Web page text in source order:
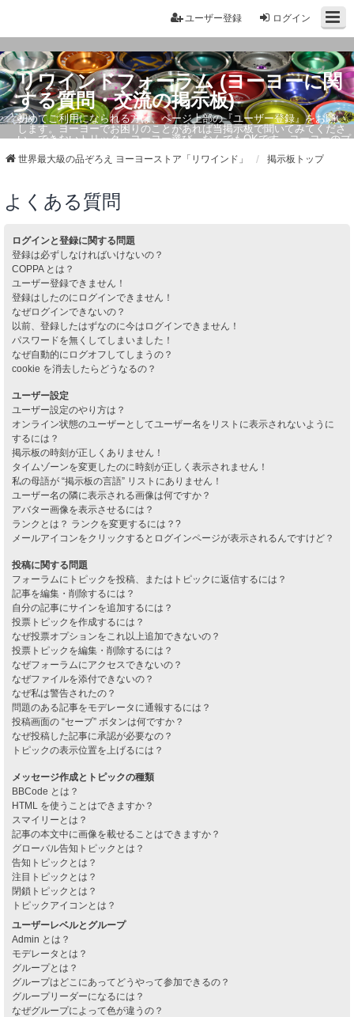
ログイン
ユーザー登録
リワインドフォーラム (ヨーヨーに関
する質問・交流の掲示板)
初めてご利用になられる方は、ページ上部の『ユーザー登録』をお願い
します。ヨーヨーでお困りのことがあれば当掲示板で聞いてみてくださ
い。できないトリック・ヨーヨー選び、なんでもOKです。ヨーヨーのプ
世界最大級の品ぞろえ ヨーヨーストア「リワインド」 掲示板トップ
よくある質問
ログインと登録に関する問題
登録は必ずしなければいけないの？
COPPA とは？
ユーザー登録できません！
登録はしたのにログインできません！
なぜログインできないの？
以前、登録したはずなのに今はログインできません！
パスワードを無くしてしまいました！
なぜ自動的にログオフしてしまうの？
cookie を消去したらどうなるの？
ユーザー設定
ユーザー設定のやり方は？
オンライン状態のユーザーとしてユーザー名をリストに表示されないように
するには？
掲示板の時刻が正しくありません！
タイムゾーンを変更したのに時刻が正しく表示されません！
私の母語が “掲示板の言語” リストにありません！
ユーザー名の隣に表示される画像は何ですか？
アバター画像を表示させるには？
ランクとは？ ランクを変更するには？?
メールアイコンをクリックするとログインページが表示されるんですけど？
投稿に関する問題
フォーラムにトピックを投稿、またはトピックに返信するには？
記事を編集・削除するには？
自分の記事にサインを追加するには？
投票トピックを作成するには？
なぜ投票オプションをこれ以上追加できないの？
投票トピックを編集・削除するには？
なぜフォーラムにアクセスできないの？
なぜファイルを添付できないの？
なぜ私は警告されたの？
問題のある記事をモデレータに通報するには？
投稿画面の “セーブ” ボタンは何ですか？
なぜ投稿した記事に承認が必要なの？
トピックの表示位置を上げるには？
メッセージ作成とトピックの種類
BBCode とは？
HTML を使うことはできますか？
スマイリーとは？
記事の本文中に画像を載せることはできますか？
グローバル告知トピックとは？
告知トピックとは？
注目トピックとは？
閉鎖トピックとは？
トピックアイコンとは？
ユーザーレベルとグループ
Admin とは？
モデレータとは？
グループとは？
グループはどこにあってどうやって参加できるの？
グループリーダーになるには？
なぜグループによって色が違うの？